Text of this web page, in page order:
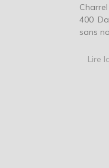
400
sans
Lire